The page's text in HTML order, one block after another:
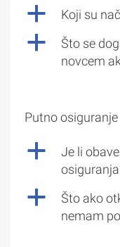
a Koji su
a
Što se
novcem
Putno osiguranje
a
Je li
a
Što ako
nemam